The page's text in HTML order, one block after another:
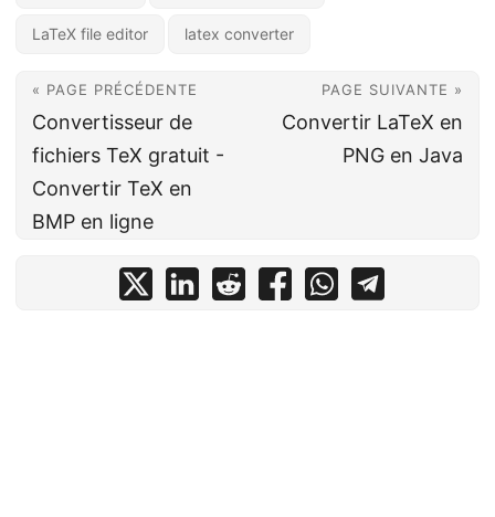
LaTeX file editor latex converter
« PAGE PRÉCÉDENTE
Convertisseur de
fichiers TeX gratuit -
Convertir TeX en
BMP en ligne
PAGE SUIVANTE »
Convertir LaTeX en
PNG en Java